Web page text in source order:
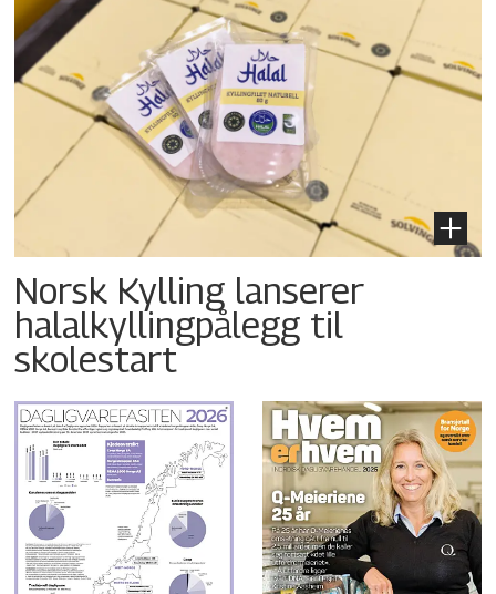
Norsk Kylling lanserer
halalkyllingpålegg til
skolestart